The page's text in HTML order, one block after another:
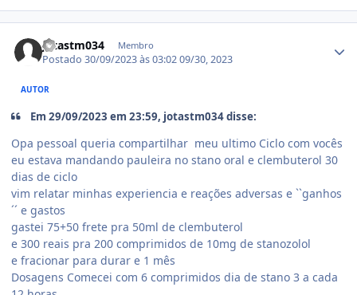
jotastm034 Membro
Postado30/09/2023 às 03:0209/30, 2023
AUTOR
Em 29/09/2023 em 23:59, jotastm034 disse:
Opa pessoal queria compartilhar meu ultimo Ciclo com vocês
eu estava mandando pauleira no stano oral e clembuterol 30
dias de ciclo
vim relatar minhas experiencia e reações adversas e ``ganhos
´´ e gastos
gastei 75+50 frete pra 50ml de clembuterol
e 300 reais pra 200 comprimidos de 10mg de stanozolol
e fracionar para durar e 1 mês
Dosagens Comecei com 6 comprimidos dia de stano 3 a cada